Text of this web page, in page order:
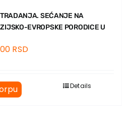
SEĆANJE NA
EVROPSKE PORODICE U
RSD
Details